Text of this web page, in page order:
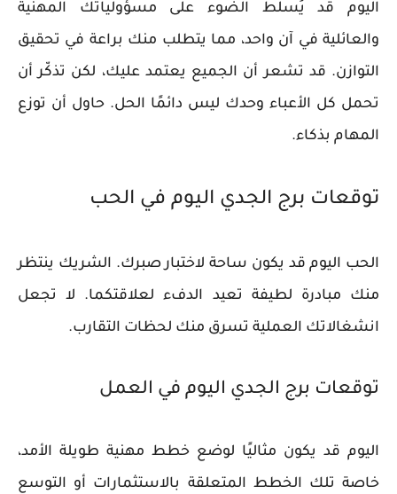
اليوم قد يُسلط الضوء على مسؤولياتك المهنية
والعائلية في آن واحد، مما يتطلب منك براعة في تحقيق
التوازن. قد تشعر أن الجميع يعتمد عليك، لكن تذكّر أن
تحمل كل الأعباء وحدك ليس دائمًا الحل. حاول أن توزع
المهام بذكاء.
توقعات برج الجدي اليوم في الحب
الحب اليوم قد يكون ساحة لاختبار صبرك. الشريك ينتظر
منك مبادرة لطيفة تعيد الدفء لعلاقتكما. لا تجعل
انشغالاتك العملية تسرق منك لحظات التقارب.
توقعات برج الجدي اليوم في العمل
اليوم قد يكون مثاليًا لوضع خطط مهنية طويلة الأمد،
خاصة تلك الخطط المتعلقة بالاستثمارات أو التوسع